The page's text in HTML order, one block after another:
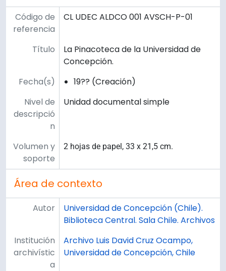
Código de
referencia
CL UDEC ALDCO 001 AVSCH-P-01
Título
La Pinacoteca de la Universidad de
Concepción.
Fecha(s)
19?? (Creación)
Nivel de
descripció
n
Unidad documental simple
Volumen y
soporte
2 hojas de papel, 33 x 21,5 cm.
Área de contexto
Autor
Universidad de Concepción (Chile).
Biblioteca Central. Sala Chile. Archivos
Institución
archivístic
a
Archivo Luis David Cruz Ocampo,
Universidad de Concepción, Chile